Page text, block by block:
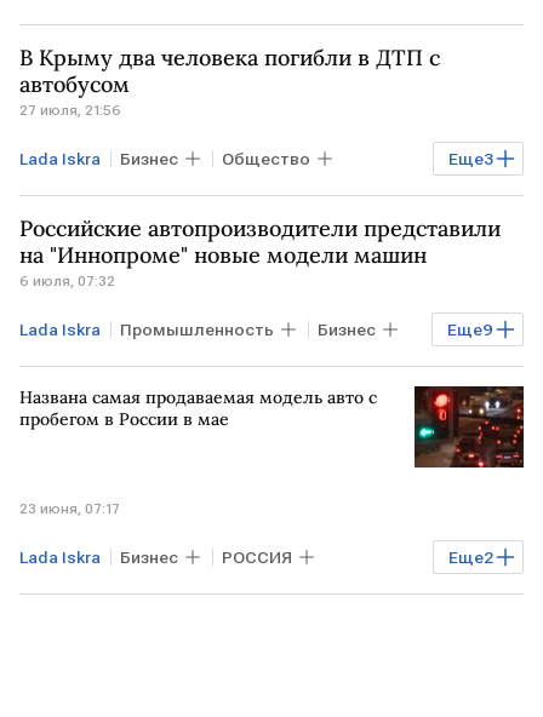
В Крыму два человека погибли в ДТП с
автобусом
27 июля, 21:56
Еще3
Lada Iskra Бизнес Общество
КРЫМ МВД Lada Niva Legend
Lada X-Cross 5
Российские автопроизводители представили
на "Иннопроме" новые модели машин
6 июля, 07:32
Еще9
Lada Iskra Промышленность Бизнес
РОССИЯ МОСКВА
Калужская область
Lada Niva Legend
Названа самая продаваемая модель авто с
пробегом в России в мае
23 июня, 07:17
Еще2
Lada Iskra Бизнес РОССИЯ
Lada Niva Legend Lada X-Cross 5